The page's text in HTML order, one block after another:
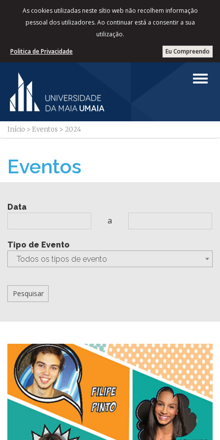
As cookies utilizadas neste sítio web não recolhem informação
pessoal dos utilizadores. Ao continuar está a consentir a sua
utilização.
Eu Compreendo
Politica de Privacidade
Início > Eventos > 2024
Eventos
Data
a
Tipo de Evento
Todos os tipos de evento